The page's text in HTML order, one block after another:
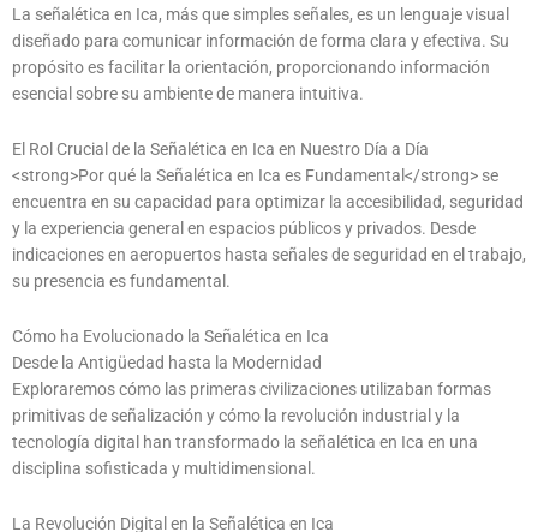
La señalética en Ica, más que simples señales, es un lenguaje visual
diseñado para comunicar información de forma clara y efectiva. Su
propósito es facilitar la orientación, proporcionando información
esencial sobre su ambiente de manera intuitiva.
El Rol Crucial de la Señalética en Ica en Nuestro Día a Día
<strong>Por qué la Señalética en Ica es Fundamental</strong> se
encuentra en su capacidad para optimizar la accesibilidad, seguridad
y la experiencia general en espacios públicos y privados. Desde
indicaciones en aeropuertos hasta señales de seguridad en el trabajo,
su presencia es fundamental.
Cómo ha Evolucionado la Señalética en Ica
Desde la Antigüedad hasta la Modernidad
Exploraremos cómo las primeras civilizaciones utilizaban formas
primitivas de señalización y cómo la revolución industrial y la
tecnología digital han transformado la señalética en Ica en una
disciplina sofisticada y multidimensional.
La Revolución Digital en la Señalética en Ica